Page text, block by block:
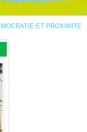
ET PROXIMITE